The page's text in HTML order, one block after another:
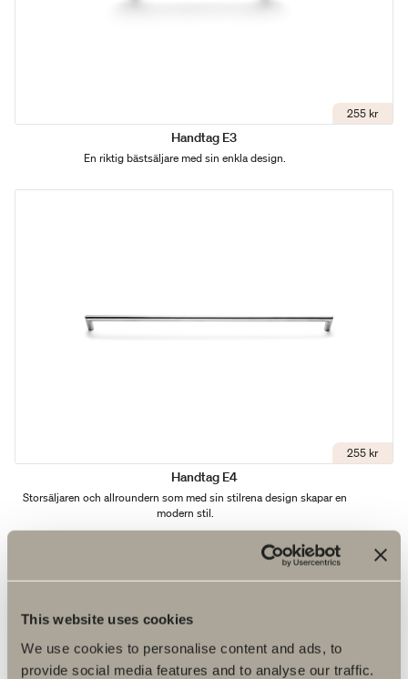
This website uses cookies
We use cookies to personalise content and ads, to
provide social media features and to analyse our traffic.
255 kr
Handtag E3
En riktig bästsäljare med sin enkla design.
255 kr
Handtag E4
Storsäljaren och allroundern som med sin stilrena design skapar en
modern stil.